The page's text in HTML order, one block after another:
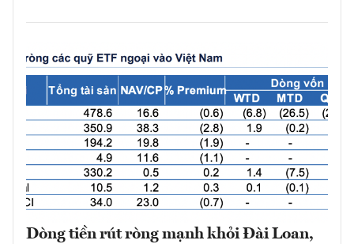
Dòng tiền rút ròng mạnh khỏi Đài Loan,